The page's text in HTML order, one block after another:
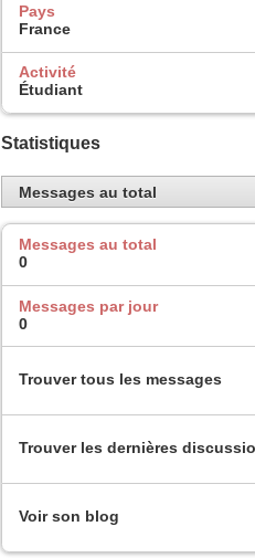
Pays
France
Activité
Étudiant
Statistiques
Messages au total
Messages au total
0
Messages par jour
0
Trouver tous les messages
Trouver les dernières
Voir son blog